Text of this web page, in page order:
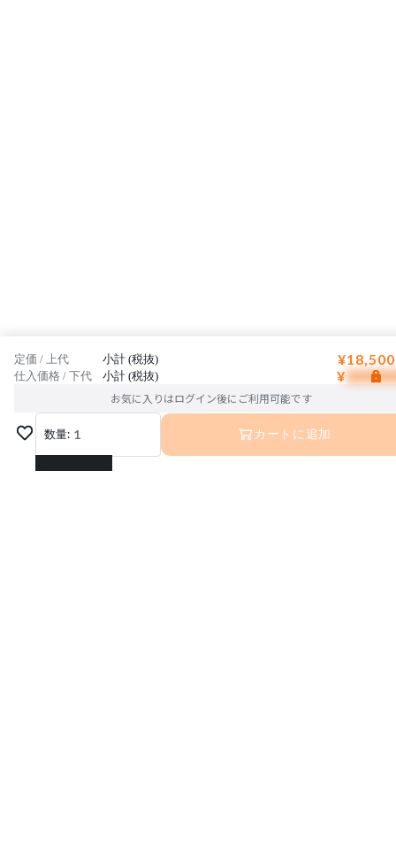
定価 / 上代 小計 (税抜)
仕入価格 / 下代 小計 (税抜) ¥
お気に入りはログイン後にご利用可能です
数量: 1
1
カートに追加